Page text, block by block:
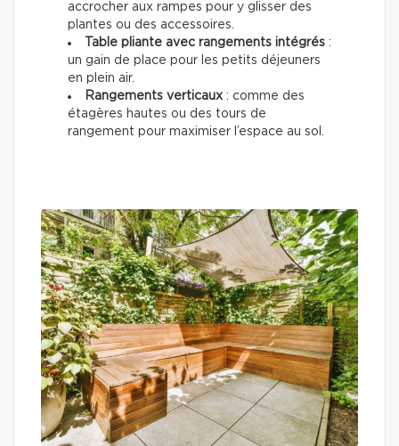
accrocher aux rampes pour y glisser des
plantes ou des accessoires.
Table pliante avec rangements intégrés :
un gain de place pour les petits déjeuners
en plein air.
Rangements verticaux : comme des
étagères hautes ou des tours de
rangement pour maximiser l’espace au sol.